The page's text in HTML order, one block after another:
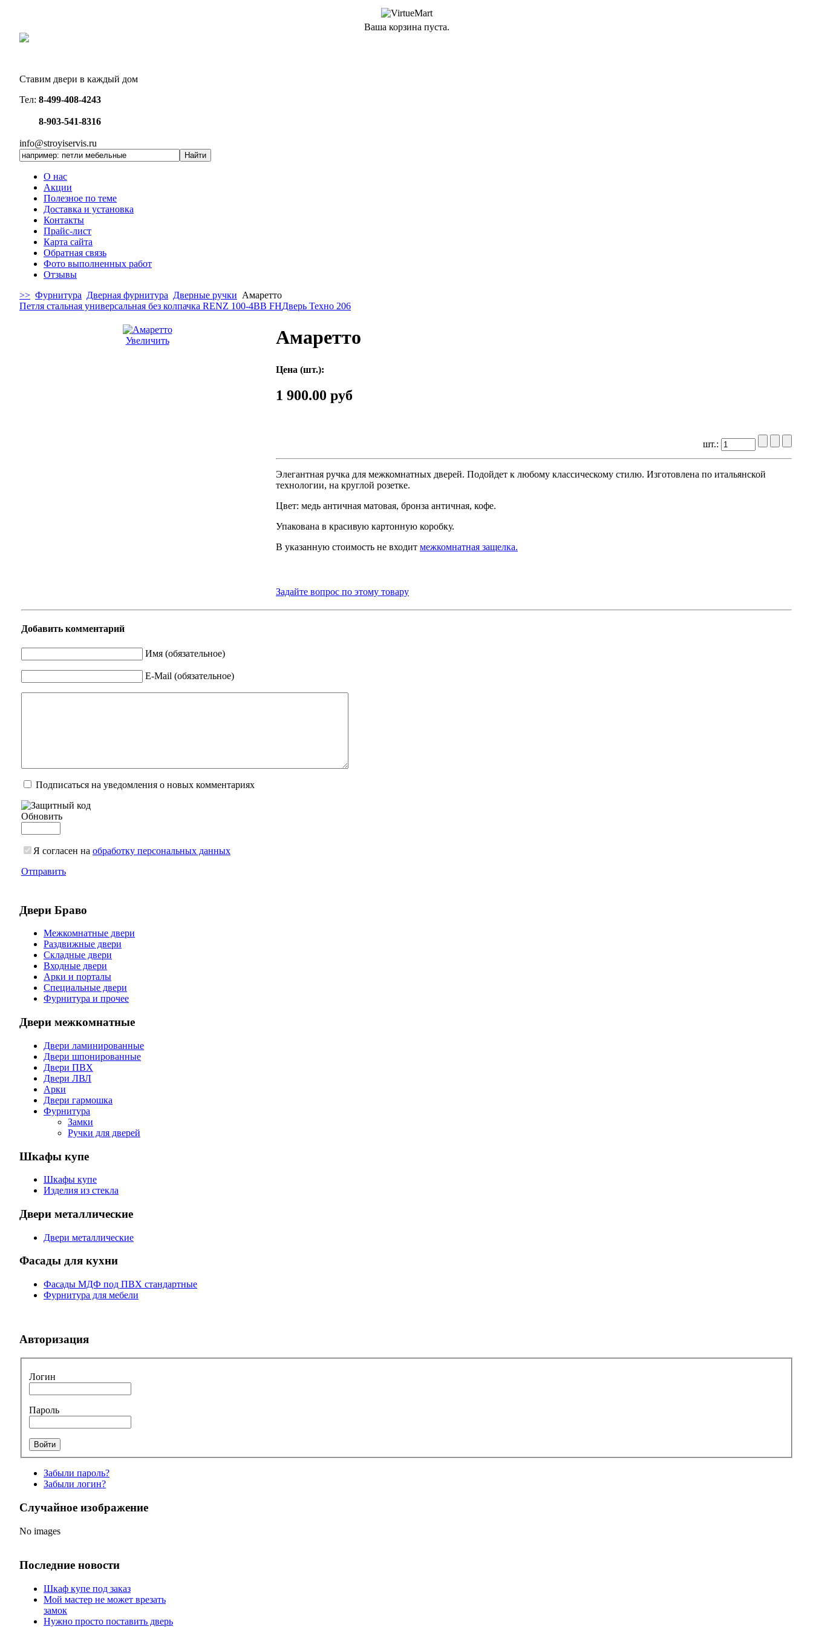
Ваша корзина пуста.
Ставим двери в каждый дом
Тел: 8-499-408-4243
8-903-541-8316
info@stroyiservis.ru
О нас
Акции
Полезное по теме
Доставка и установка
Контакты
Прайс-лист
Карта сайта
Обратная связь
Фото выполненных работ
Отзывы
>> Фурнитура Дверная фурнитура Дверные ручки Амаретто
Петля стальная универсальная без колпачка RENZ 100-4BB FHДверь Техно 206
Увеличить Амаретто
Цена (шт.):
1 900.00 руб
шт.:
Элегантная ручка для межкомнатных дверей. Подойдет к любому классическому стилю. Изготовлена по итальянской
технологии, на круглой розетке.
Цвет: медь античная матовая, бронза античная, кофе.
Упакована в красивую картонную коробку.
В указанную стоимость не входит межкомнатная защелка.
Задайте вопрос по этому товару
Добавить комментарий
Имя (обязательное)
E-Mail (обязательное)
Подписаться на уведомления о новых комментариях
Обновить
Я согласен на обработку персональных данных
Отправить
Двери Браво
Межкомнатные двери
Раздвижные двери
Складные двери
Входные двери
Арки и порталы
Специальные двери
Фурнитура и прочее
Двери межкомнатные
Двери ламинированные
Двери шпонированные
Двери ПВХ
Двери ЛВЛ
Арки
Двери гармошка
Фурнитура
Замки
Ручки для дверей
Шкафы купе
Шкафы купе
Изделия из стекла
Двери металлические
Двери металлические
Фасады для кухни
Фасады МДФ под ПВХ стандартные
Фурнитура для мебели
Авторизация
Логин
Пароль
Забыли пароль?
Забыли логин?
Случайное изображение
No images
Последние новости
Шкаф купе под заказ
Мой мастер не может врезать
замок
Нужно просто поставить дверь